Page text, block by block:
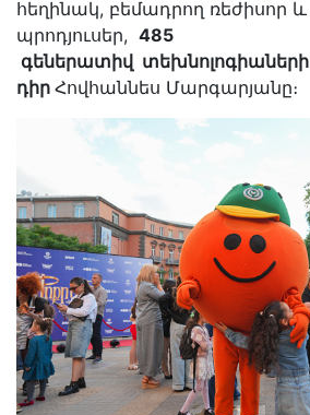
հեղինակ, բեմադրող ռեժիսոր և
պրոդյուսեր, 485
գեներատիվ տեխնոլոգիաների
դիր Հովհաննես Մարգարյանը։